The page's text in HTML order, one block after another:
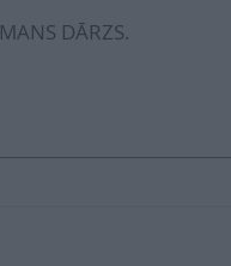
DĀRZS.